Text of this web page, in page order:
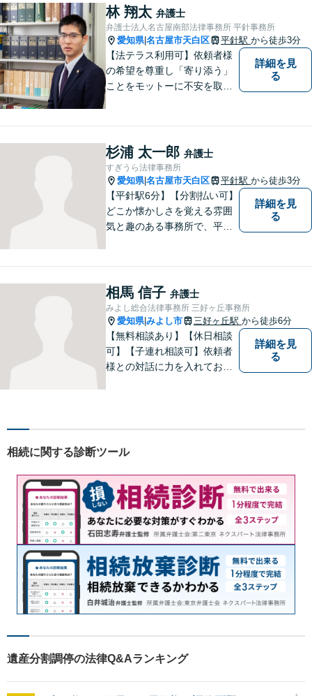
談対応も行っております。ま
ずは、お気軽にお電話くださ
い。
林 翔太 弁護士
弁護士法人名古屋南部法律事務所 平針事務所
愛知県|名古屋市天白区 平針駅 から徒歩3分
【法テラス利用可】依頼者様
の希望を尊重し「寄り添う」
ことをモットーに不安を取り
添った対応が可能です。お気
軽にご相談ください。
詳細を見
る
杉浦 太一郎 弁護士
すぎうら法律事務所
愛知県|名古屋市天白区 平針駅 から徒歩3分
【平針駅6分】【分割払い可】
どこか懐かしさを覚える雰囲
気と趣のある事務所で、平針
た幅広い対応業務で問題解決
に取り組みます。
詳細を見
る
相馬 信子 弁護士
みよし総合法律事務所 三好ヶ丘事務所
愛知県|みよし市 三好ヶ丘駅 から徒歩6分
【無料相談あり】【休日相談
可】【子連れ相談可】依頼者
様との対話に力を入れており
ださい。
詳細を見
る
相続に関する診断ツール
遺産分割調停の法律Q&Aランキング